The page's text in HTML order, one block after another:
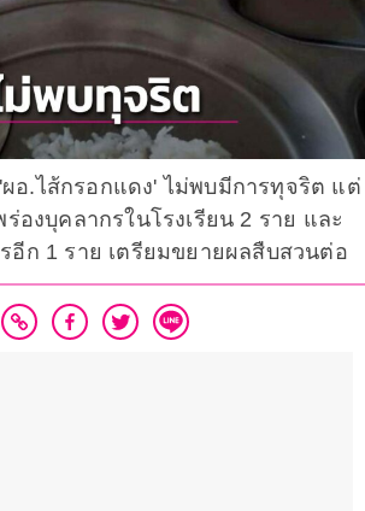
อ.ไส้กรอกแดง' ไม่พบมีการทุจริต แต่
องบุคลากรในโรงเรียน 2 ราย และ
อีก 1 ราย เตรียมขยายผลสืบสวนต่อ